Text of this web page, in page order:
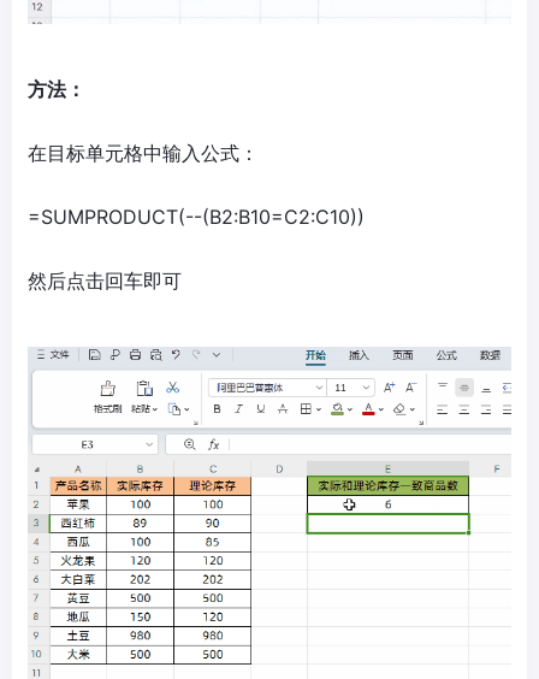
方法：
在目标单元格中输入公式：
=SUMPRODUCT(--(B2:B10=C2:C10))
然后点击回车即可